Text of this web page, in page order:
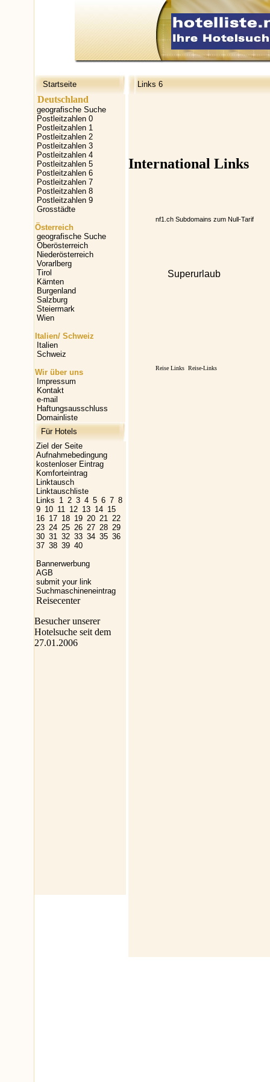
Startseite
Deutschland
geografische Suche
Postleitzahlen 0
Postleitzahlen 1
Postleitzahlen 2
Postleitzahlen 3
Postleitzahlen 4
Postleitzahlen 5
Postleitzahlen 6
Postleitzahlen 7
Postleitzahlen 8
Postleitzahlen 9
Grosstädte
Österreich
geografische Suche
Oberösterreich
Niederösterreich
Vorarlberg
Tirol
Kärnten
Burgenland
Salzburg
Steiermark
Wien
Italien/ Schweiz
Italien
Schweiz
Wir über uns
Impressum
Kontakt
e-mail
Haftungsausschluss
Domainliste
Für Hotels
Ziel der Seite
Aufnahmebedingung
kostenloser Eintrag
Komforteintrag
Linktausch
Linktauschliste
Links 1 2 3 4 5 6 7 8
9 10 11 12 13 14 15
16 17 18 19 20 21 22
23 24 25 26 27 28 29
30 31 32 33 34 35 36
37 38 39 40
Bannerwerbung
AGB
submit your link
Suchmaschineneintrag
Reisecenter
Besucher unserer
Hotelsuche seit dem
27.01.2006
Links 6
International Links
nf1.ch Subdomains zum Null-Tarif
Superurlaub
Reise Links Reise-Links